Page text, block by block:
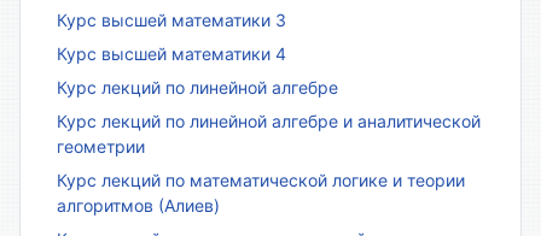
Курс высшей математики 3
Курс высшей математики 4
Курс лекций по линейной алгебре
Курс лекций по линейной алгебре и аналитической
геометрии
Курс лекций по математической логике и теории
алгоритмов (Алиев)